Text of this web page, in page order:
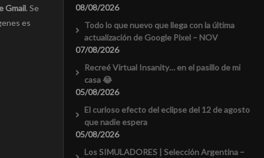
Gmail. Se
es
08/08/2026
Todo lo que nuevo que llega con la última
actualización de Google Pixel – NOV
07/08/2026
Recreé Virtual Insanity… en el pasillo de mi
casa 😂
05/08/2026
El curioso efecto del eclipse del 12 de agosto
que nadie espera
05/08/2026
Los SIMULADORES | Selección Argentina –